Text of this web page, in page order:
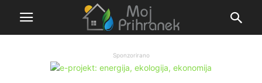
Sponzorirano